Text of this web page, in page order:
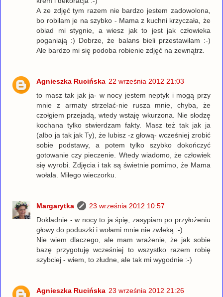
A ze zdjęć tym razem nie bardzo jestem zadowolona,
bo robiłam je na szybko - Mama z kuchni krzyczała, że
obiad mi stygnie, a wiesz jak to jest jak człowieka
poganiają :) Dobrze, że balans bieli przestawiłam :-)
Ale bardzo mi się podoba robienie zdjęć na zewnątrz.
Agnieszka Rucińska 22 września 2012 21:03
to masz tak jak ja- w nocy jestem neptyk i mogą przy
mnie z armaty strzelać-nie rusza mnie, chyba, że
czołgiem przejadą, wtedy wstaję wkurzona. Nie słodzę
kochana tylko stwierdzam fakty. Masz też tak jak ja
(albo ja tak jak Ty), że lubisz -z głową- wcześniej zrobić
sobie podstawy, a potem tylko szybko dokończyć
gotowanie czy pieczenie. Wtedy wiadomo, że człowiek
się wyrobi. Zdjęcia i tak są świetnie pomimo, że Mama
wołała. Miłego wieczorku.
Margarytka
23 września 2012 10:57
Dokładnie - w nocy to ja śpię, zasypiam po przyłożeniu
głowy do poduszki i wołami mnie nie zwleką :-)
Nie wiem dlaczego, ale mam wrażenie, że jak sobie
bazę przygotuję wcześniej to wszystko razem robię
szybciej - wiem, to złudne, ale tak mi wygodnie :-)
Agnieszka Rucińska 23 września 2012 21:26